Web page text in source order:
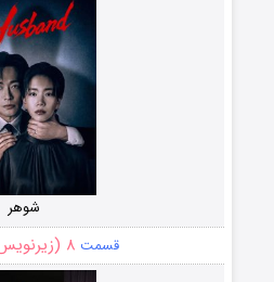
شوهر
قسمت ۸ (زیرنویس)